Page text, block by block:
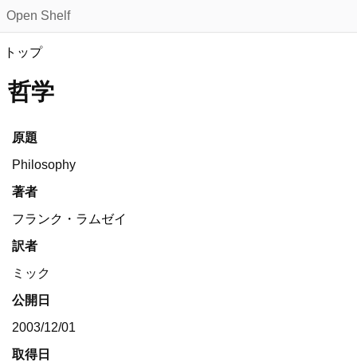
Open Shelf
トップ
哲学
原題
Philosophy
著者
フランク・ラムゼイ
訳者
ミック
公開日
2003/12/01
取得日